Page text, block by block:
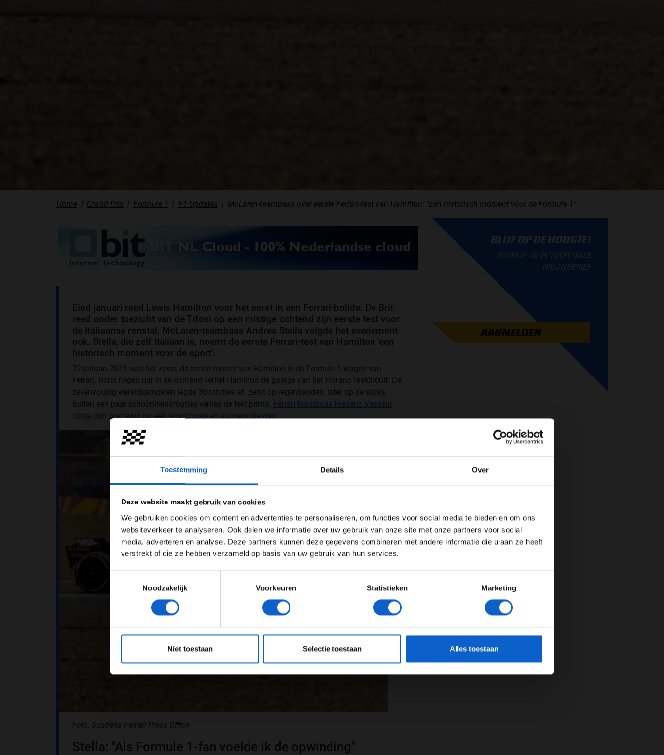
Toestemming Details Over
Deze website maakt gebruik van cookies
We gebruiken cookies om content en advertenties te personaliseren, om functies voor social media te bieden en om ons
websiteverkeer te analyseren. Ook delen we informatie over uw gebruik van onze site met onze partners voor social
media, adverteren en analyse. Deze partners kunnen deze gegevens combineren met andere informatie die u aan ze heeft
verstrekt of die ze hebben verzameld op basis van uw gebruik van hun services.
Noodzakelijk
Voorkeuren Statistieken Marketing
Niet toestaan Selectie toestaan Alles toestaan
Home Grand Prix Formule 1 F1 Updates McLaren-teambaas over eerste Ferrari-test van Hamilton: ''Een historisch moment voor de Formule 1''
Eind januari reed Lewis Hamilton voor het eerst in een Ferrari-bolide. De Brit
reed onder toezicht van de Tifosi op een mistige ochtend zijn eerste test voor
de Italiaanse renstal. McLaren-teambaas Andrea Stella volgde het evenement
ook. Stella, die zelf Italiaan is, noemt de eerste Ferrari-test van Hamilton 'een
historisch moment voor de sport'.
22 januari 2025 was het zover, de eerste meters van Hamilton in de Formule 1-wagen van
Ferrari. Rond negen uur in de ochtend verliet Hamilton de garage van het Fiorano testcircuit. De
zevenvoudig wereldkampioen legde 30 rondjes af. Eerst op regenbanden, later op de slicks.
Buiten een paar schoonheidsfoutjes verliep de test prima.
Ferrari-teambaas Frederic Vasseur
blikte dan ook terug op een 'emotionele en succesvolle dag'.
Foto: Scuderia Ferrari Press Office
Stella: ''Als Formule 1-fan voelde ik de opwinding''
BLIJF OP DE HOOGTE!
SCHRIJF JE IN VOOR ONZE
NIEUWSBRIEF
AANMELDEN
Advertentie instellingen
Toon alle alcoholische drankenadvertenties (18+)
Toon alle kansspelenadvertenties (24+)
JONGER DAN 24 24 JAAR OF OUDER
*Raadpleeg onsprivacybeleidvoor meer informatie over gegevensgebruik en -bescherming.